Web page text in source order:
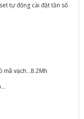
tự động cài đặt tần số
mã vạch...8.2Mh